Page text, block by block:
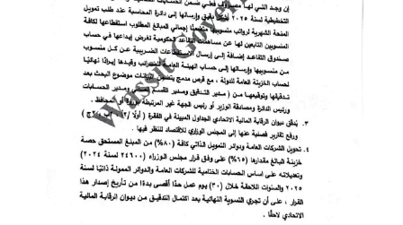
اخبار وقرارات وزارة التعليم
العالي
استمارة القبول المركزي
نتائج القبول المركزي
الطقس
العطل